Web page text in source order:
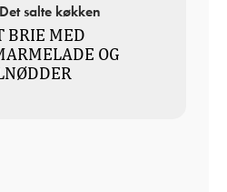
salte køkken
BRIE MED
OG